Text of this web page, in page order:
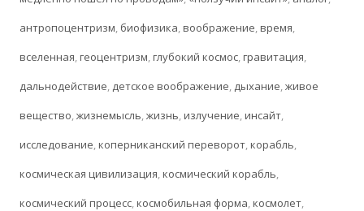
антропоцентризм, биофизика,воображение,время,
вселенная,геоцентризм,глубокий космос,гравитация,
дальнодействие, детское воображение, дыхание,живое
вещество,жизнемысль,жизнь,излучение,инсайт,
исследование,коперниканский переворот,корабль,
космическая цивилизация,космический корабль,
космический процесс,космобильная форма,космолет,